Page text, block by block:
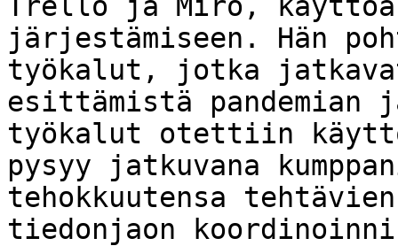
järjestämiseen. Hän
työkalut, jotka
esittämistä
työkalut otettiin
pysyy jatkuvana
tehokkuutensa
tiedonjaon